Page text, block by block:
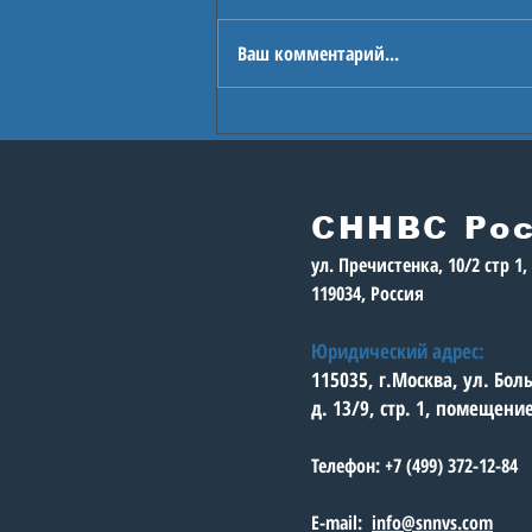
Игры будущего
Ваш комментарий...
СННВС
ул. Пречистенка, 10/2 стр
119034, Россия
Юридический адрес:
115035, г.Москва, ул.
д. 13/9, стр. 1,
Телефон: +7 (499) 372-12-84
E-mail: info@snnvs.com